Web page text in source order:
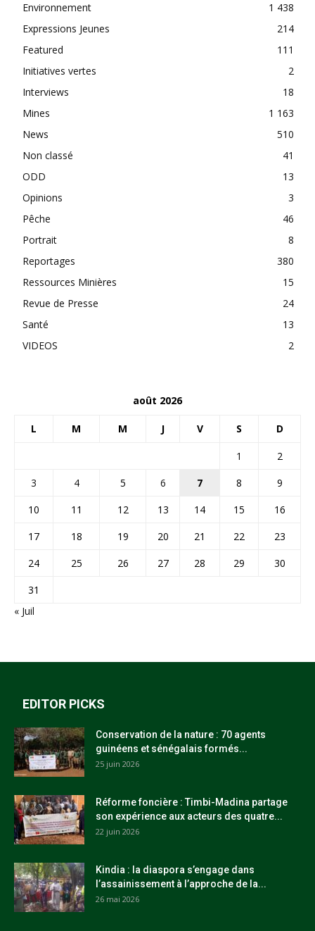
Environnement
1 438
Expressions Jeunes
214
Featured
111
Initiatives vertes
2
Interviews
18
Mines
1 163
News
510
Non classé
41
ODD
13
Opinions
3
Pêche
46
Portrait
8
Reportages
380
Ressources Minières
15
Revue de Presse
24
Santé
13
VIDEOS
2
août 2026
L M M J V S D
1
2
3
4 5 6 7 8
9
10
11 12 13 14 15
16
17
18 19 20 21 22
23
24
25 26 27 28 29
30
31
« Juil
EDITOR PICKS
Conservation de la nature : 70 agents
guinéens et sénégalais formés...
25 juin 2026
Réforme foncière : Timbi-Madina partage
son expérience aux acteurs des quatre...
22 juin 2026
Kindia : la diaspora s’engage dans
l’assainissement à l’approche de la...
26 mai 2026